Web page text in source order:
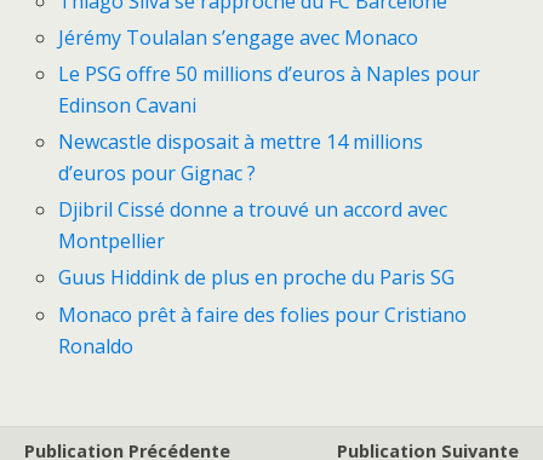
Jérémy Toulalan s’engage avec Monaco
Le PSG offre 50 millions d’euros à Naples pour
Edinson Cavani
Newcastle disposait à mettre 14 millions
d’euros pour Gignac ?
Djibril Cissé donne a trouvé un accord avec
Montpellier
Guus Hiddink de plus en proche du Paris SG
Monaco prêt à faire des folies pour Cristiano
Ronaldo
Publication Précédente
Publication Suivante